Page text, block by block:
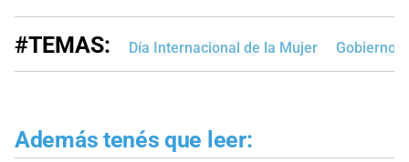
#TEMAS: Día Internacional de la Mujer Gobierno
Además tenés que leer: